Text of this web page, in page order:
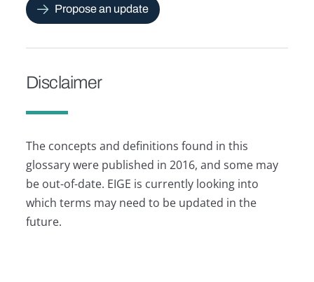
Propose an update
Disclaimer
The concepts and definitions found in this
glossary were published in 2016, and some may
be out-of-date. EIGE is currently looking into
which terms may need to be updated in the
future.